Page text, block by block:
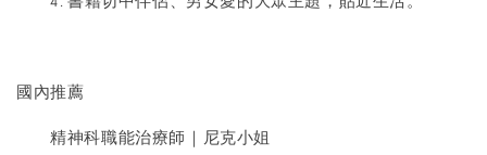
國內推薦
精神科職能治療師｜尼克小姐